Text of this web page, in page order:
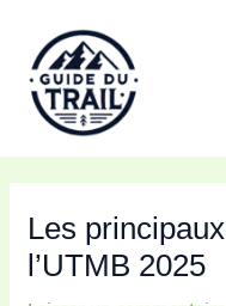
contenu
Les
l’UTMB 2025